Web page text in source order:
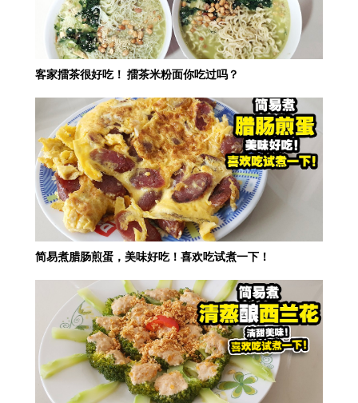
客家擂茶很好吃！ 擂茶米粉面你吃过吗？
简易煮腊肠煎蛋，美味好吃！喜欢吃试煮一下！